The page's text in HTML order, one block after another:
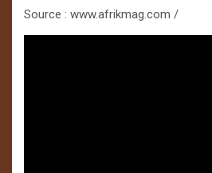
Source : www.afrikmag.com /